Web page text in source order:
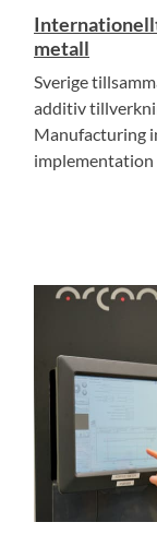
metall
Sverige
additiv
Manufacturing
implementation